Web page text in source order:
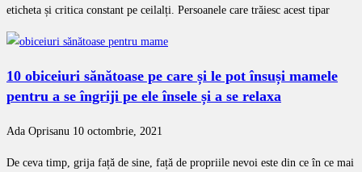
eticheta și critica constant pe ceilalți. Persoanele care trăiesc acest tipar
10 obiceiuri sănătoase pe care și le pot însuși mamele
pentru a se îngriji pe ele însele și a se relaxa
Ada Oprisanu 10 octombrie, 2021
De ceva timp, grija față de sine, față de propriile nevoi este din ce în ce mai